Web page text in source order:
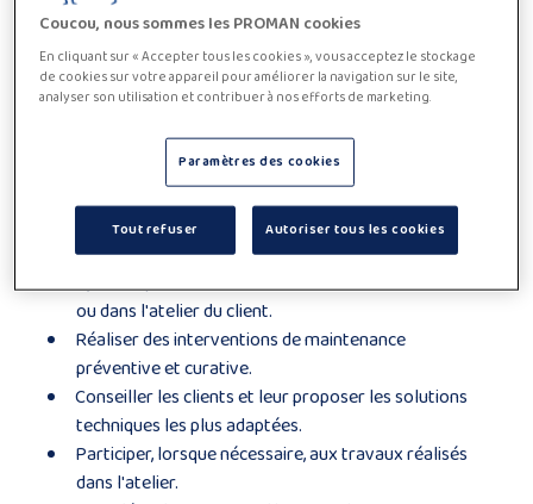
Cette opportunité est faite pour vous !
Description de fonction
Après une période de formation, vous intervenez
directement chez les clients afin d'assurer le dépannage
et la fabrication de flexibles hydrauliques.
Vos principales responsabilités sont :
Diagnostiquer les pannes liées aux circuits
hydrauliques.
Réparer, remplacer et fabriquer des flexibles
hydrauliques directement sur site, en atelier mobile
ou dans l'atelier du client.
Réaliser des interventions de maintenance
préventive et curative.
Conseiller les clients et leur proposer les solutions
techniques les plus adaptées.
Participer, lorsque nécessaire, aux travaux réalisés
dans l'atelier.
Coucou, nous sommes les PROMAN cookies
En cliquant sur « Accepter tous les cookies », vous acceptez le stockage
de cookies sur votre appareil pour améliorer la navigation sur le site,
analyser son utilisation et contribuer à nos efforts de marketing.
Paramètres des cookies
Tout refuser Autoriser tous les cookies